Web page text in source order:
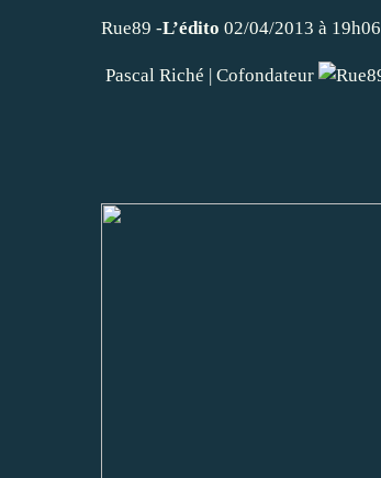
Rue89 -L’édito 02/04/2013 à 19h06
Pascal Riché | Cofondateur